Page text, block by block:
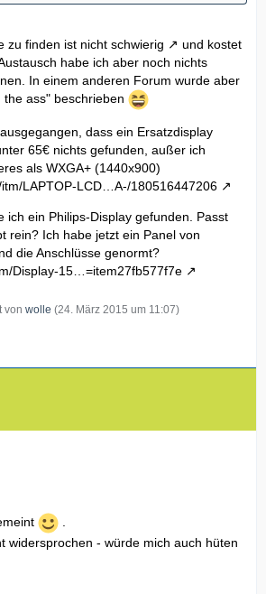
zu finden ist nicht schwierig
und kostet
habe ich aber noch nichts
In einem anderen Forum wurde aber
ass" beschrieben
dass ein Ersatzdisplay
65€ nichts gefunden, außer ich
als WXGA+ (1440x900)
itm/LAPTOP-LCD…A-/180516447206
ich ein Philips-Display gefunden. Passt
rein? Ich habe jetzt ein Panel von
die Anschlüsse genormt?
Display-15…=item27fb577f7e
von wolle (24. März 2015 um 11:07)
.
widersprochen - würde mich auch hüten